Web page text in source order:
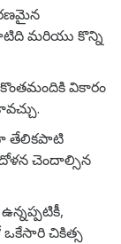
మరియు కొన్ని
వికారం
తేలికపాటి
చెందాల్సిన
చికిత్స